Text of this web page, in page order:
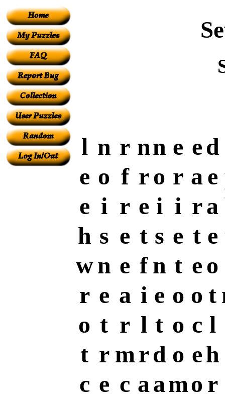
l n r nn e ed
e o f ro r ae
e i r e i i ra
h s e t s e t e
wn e fn t eo
r e a i e o o t
o t r l t o c l
t r mrd o eh
c e c aamo r